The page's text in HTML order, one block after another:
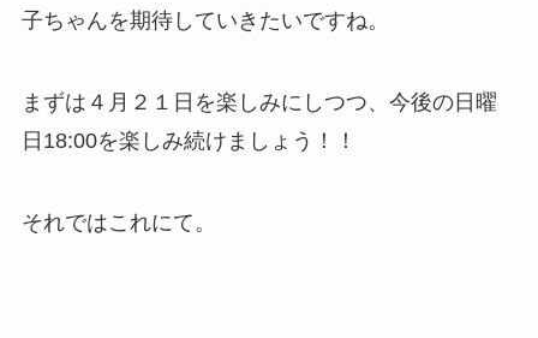
子ちゃんを期待していきたいですね。
まずは４月２１日を楽しみにしつつ、今後の日曜
日18:00を楽しみ続けましょう！！
それではこれにて。